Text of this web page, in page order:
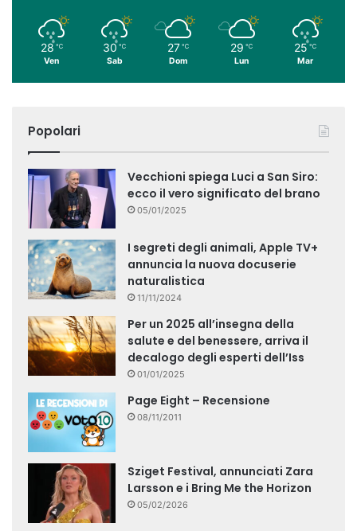
28 ℃
Ven
30 ℃
Sab
27 ℃
Dom
29 ℃
Lun
25 ℃
Mar
Popolari
Vecchioni spiega Luci a San Siro:
ecco il vero significato del brano
05/01/2025
I segreti degli animali, Apple TV+
annuncia la nuova docuserie
naturalistica
11/11/2024
Per un 2025 all’insegna della
salute e del benessere, arriva il
decalogo degli esperti dell’Iss
01/01/2025
Page Eight – Recensione
08/11/2011
Sziget Festival, annunciati Zara
Larsson e i Bring Me the Horizon
05/02/2026